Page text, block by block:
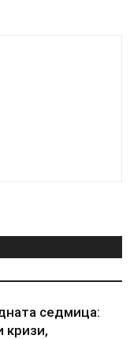
седмица:
кризи,